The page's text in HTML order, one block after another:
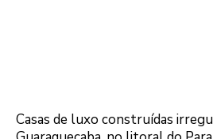
Casas de luxo construídas